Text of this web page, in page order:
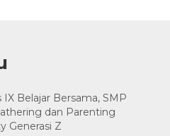
IX Belajar Bersama, SMP
dan Parenting
Generasi Z